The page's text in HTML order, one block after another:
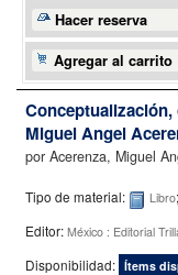
Hacer reserva
Agregar al carrito
Miguel Angel
por Acerenza, Miguel
Tipo de material: Libro
Editor: México : Editorial
Disponibilidad: Ítems